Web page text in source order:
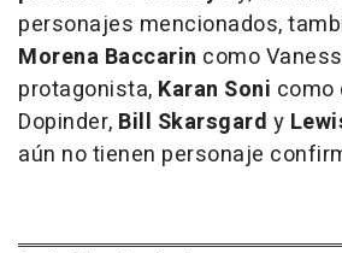
personajes mencionados,
Morena Baccarin como
protagonista, Karan Soni como
Dopinder, Bill Skarsgard y
aún no tienen personaje